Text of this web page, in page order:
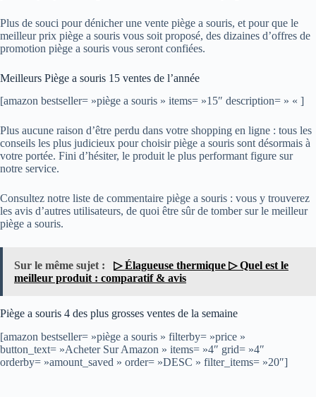
Plus de souci pour dénicher une vente piège a souris, et pour que le
meilleur prix piège a souris vous soit proposé, des dizaines d’offres de
promotion piège a souris vous seront confiées.
Meilleurs Piège a souris 15 ventes de l’année
[amazon bestseller= »piège a souris » items= »15″ description= » « ]
Plus aucune raison d’être perdu dans votre shopping en ligne : tous les
conseils les plus judicieux pour choisir piège a souris sont désormais à
votre portée. Fini d’hésiter, le produit le plus performant figure sur
notre service.
Consultez notre liste de commentaire piège a souris : vous y trouverez
les avis d’autres utilisateurs, de quoi être sûr de tomber sur le meilleur
piège a souris.
Sur le même sujet :
▷ Élagueuse thermique ▷ Quel est le
meilleur produit : comparatif & avis
Piège a souris 4 des plus grosses ventes de la semaine
[amazon bestseller= »piège a souris » filterby= »price »
button_text= »Acheter Sur Amazon » items= »4″ grid= »4″
orderby= »amount_saved » order= »DESC » filter_items= »20″]